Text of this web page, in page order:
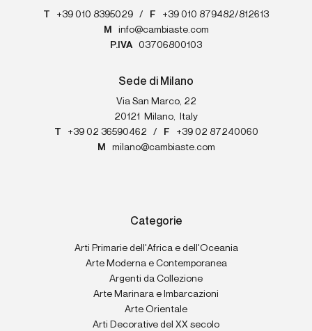
T +39 010 8395029 / F
+39 010 879482/812613
M
info@cambiaste.com
P.IVA
03706800103
Sede di Milano
Via San Marco, 22
20121
Milano,
Italy
T
+39 02 36590462 / F
+39 02 87240060
M
milano@cambiaste.com
Categorie
Arti Primarie dell'Africa e dell'Oceania
Arte Moderna e Contemporanea
Argenti da Collezione
Arte Marinara e Imbarcazioni
Arte Orientale
Arti Decorative del XX secolo